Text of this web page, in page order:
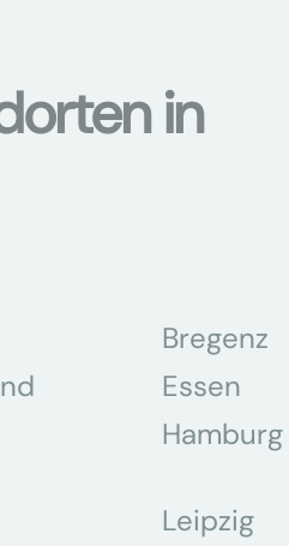
in
Bregenz
Essen
Hamburg
Leipzig